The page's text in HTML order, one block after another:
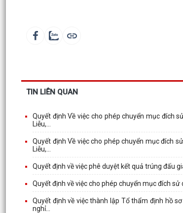
TIN LIÊN QUAN
Quyết định Về việc cho phép chuyển mục đích
Liễu,...
Quyết định Về việc cho phép chuyển mục đích
Liễu,...
Quyết định về việc phê duyệt kết quả trúng đấu
Quyết định về việc cho phép chuyển mục đích
Quyết định về việc thành lập Tổ thẩm định hồ
nghỉ...